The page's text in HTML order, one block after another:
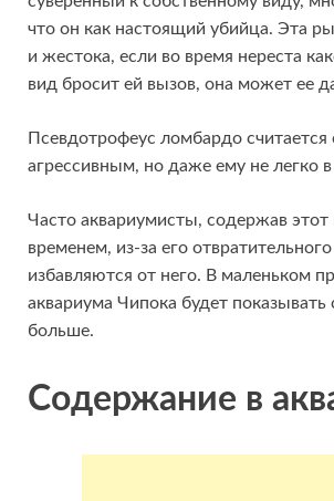
что он как настоящий убийца. Эта
и жестока, если во время нереста
вид бросит ей вызов, она может ее
Псевдотрофеус ломбардо считается
агрессивным, но даже ему не легко в
Часто аквариумисты, содержав
временем, из-за его отвратительного
избавляются от него. В маленьком
аквариума Чипока будет
больше.
Содержание в